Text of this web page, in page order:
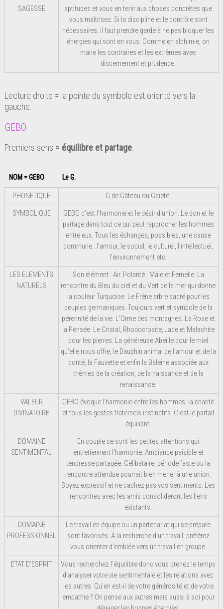
SAGESSE
aptitudes et vous en tenir aux choses concrètes que
vous maîtrisez. Si la discipline et le contrôle sont
nécessaires, il faut prendre garde à ne pas bloquer les
énergies qui sont en vous. Comme en alchimie, on
marie les contraires et les extrêmes avec
discernement et prudence.
Lecture droite = la pointe du symbole est orienté vers la
gauche.
GEBO
Premiers sens = équilibre et partage.
NOM = GEBO Le G.
PHONETIQUE G de Gâteau ou Gaieté.
SYMBOLIQUE
GEBO c'est l'harmonie et le désir d'union. Le don et le
partage dans tout ce qui peut rapprocher les hommes
entre eux. Tous les échanges, possibles, une cause
commune : l'amour, le social, le culturel, l'intellectuel,
l'environnement etc.
LES ELEMENTS
NATURELS
Son élément : Air. Polarité : Mâle et Femelle. La
rencontre du Bleu du ciel et du Vert de la mer qui donne
la couleur Turquoise. Le Frêne arbre sacré pour les
peuples germaniques. Toujours vert et symbole de la
pérennité de la vie. L'Orme des montagnes. La Rose et
la Pensée. Le Cristal, Rhodocrosite, Jade et Malachite
pour les pierres. La généreuse Abeille pour le miel
qu'elle nous offre, le Dauphin animal de l'amour et de la
bonté, la Fauvette et enfin la Baleine associée aux
thèmes de la création, de la naissance et de la
renaissance.
VALEUR
DIVINATOIRE
GEBO évoque l'harmonie entre les hommes, la charité
et tous les gestes fraternels instinctifs. C'est le parfait
équilibre.
DOMAINE
SENTIMENTAL
En couple ce sont les petites attentions qui
entretiennent l'harmonie. Ambiance paisible et
tendresse partagée. Célibataire, période faste ou la
rencontre attendue pourrait bien mener à une union.
Soyez expressif et ne cachez pas vos sentiments. Les
rencontres avec les amis consolideront les liens
existants.
DOMAINE
PROFESSIONNEL
Le travail en équipe ou un partenariat qui se prépare
sont favorisés. A la recherche d'un travail, préférez
vous orienter d'emblée vers un travail en groupe.
ETAT D'ESPRIT
Vous recherchez l'équilibre donc vous prenez le temps
d'analyser votre vie sentimentale et les relations avec
les autres. Qu'en est-il de votre générosité et de votre
empathie ? On pense aux autres mais aussi à soi pour